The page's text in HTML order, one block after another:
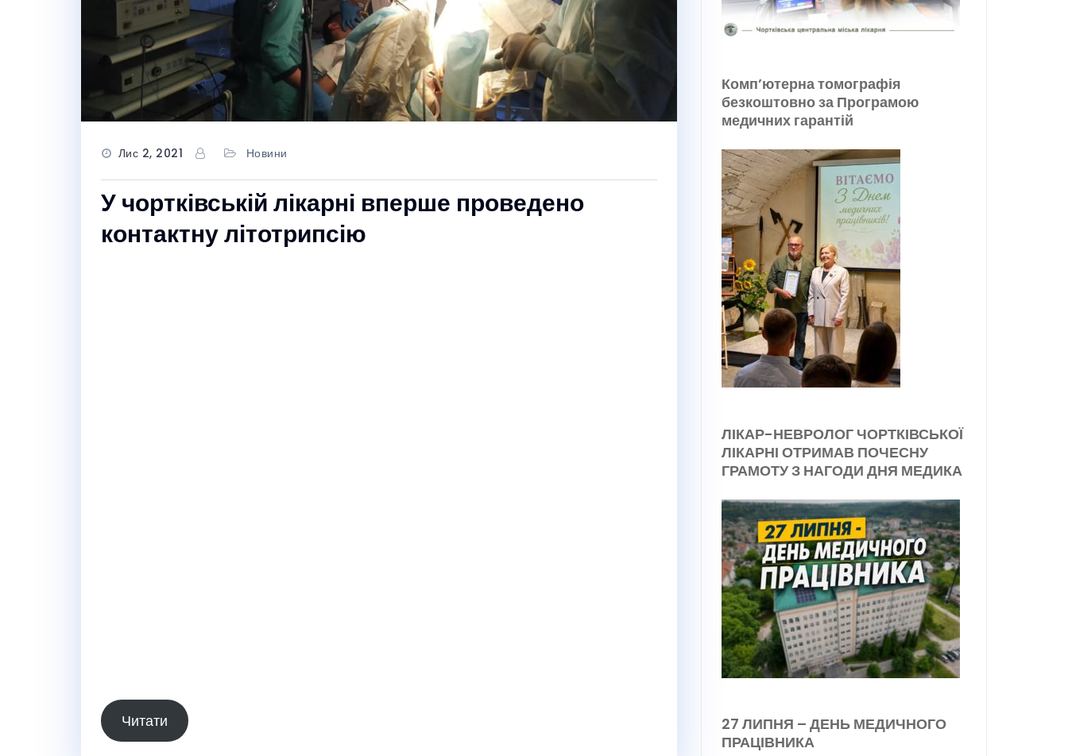
Лис 2, 2021 Новини
У чортківській лікарні вперше проведено
контактну літотрипсію
Читати
Комп’ютерна томографія
безкоштовно за Програмою
медичних гарантій
ЛІКАР-НЕВРОЛОГ ЧОРТКІВСЬКОЇ
ЛІКАРНІ ОТРИМАВ ПОЧЕСНУ
ГРАМОТУ З НАГОДИ ДНЯ МЕДИКА
27 ЛИПНЯ – ДЕНЬ МЕДИЧНОГО
ПРАЦІВНИКА